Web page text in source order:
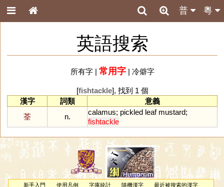
粵
普
英語搜索
所有字| 常用字| 冷僻字
[fishtackle], 找到 1 個
漢字
詞類
意義
荃
n.
calamus; pickled leaf mustard;
fishtackle
新手入門 使用凡例 字庫統計 隨機漢字
最近被搜索的漢字